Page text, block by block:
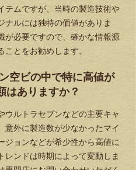
テムですが、当時の製造技術や
ナルには独特の価値がありま
が必要ですので、確かな情報源
とをお勧めします。
空ビの中で特に高値が
はありますか？
ウルトラセブンなどの主要キャ
意外に製造数が少なかったマイ
ジョンなどが希少性から高値に
レンドは時期によって変動しま